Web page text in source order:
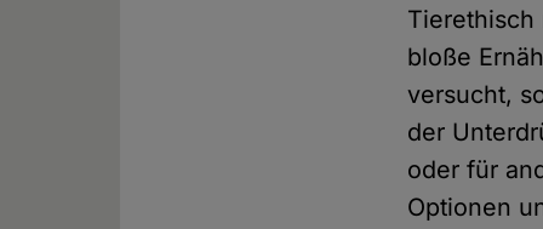
Tierethisch
bloße
versucht,
der
oder für
Optionen